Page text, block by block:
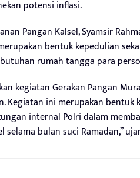
potensi inflasi.
Pangan Kalsel, Syamsir
bentuk kepedulian
rumah tangga para
kegiatan Gerakan Pangan
Kegiatan ini merupakan
internal Polri dalam
bulan suci Ramadan,”